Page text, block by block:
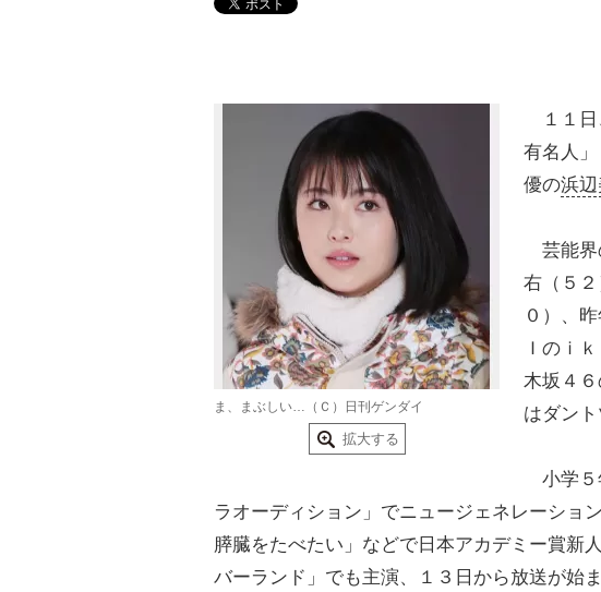
ま、まぶしい…（Ｃ）日刊ゲンダイ
拡大する
１１日
有名人
優の浜
芸能界
右（５
０）、
Ｉのｉ
木坂４
はダント
小学５
ラオーディション」でニュージェネレーショ
膵臓をたべたい」などで日本アカデミー賞新
バーランド」でも主演、１３日から放送が始